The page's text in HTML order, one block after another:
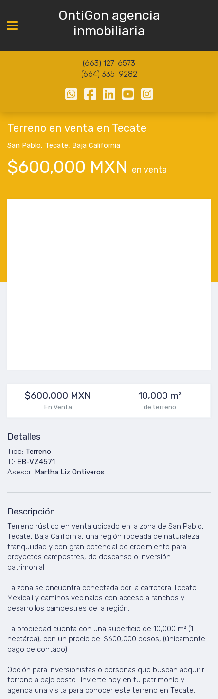
Toggle navigation
OntiGon agencia
inmobiliaria
(663) 127-6573
(664) 335-9282
Terreno en venta en Tecate
San Pablo, Tecate, Baja California
$600,000 MXN en venta
$600,000 MXN
En Venta
10,000 m²
de terreno
Detalles
Tipo: Terreno
ID: EB-VZ4571
Asesor: Martha Liz Ontiveros
Descripción
Terreno rústico en venta ubicado en la zona de San Pablo,
Tecate, Baja California, una región rodeada de naturaleza,
tranquilidad y con gran potencial de crecimiento para
proyectos campestres, de descanso o inversión
patrimonial.
La zona se encuentra conectada por la carretera Tecate–
Mexicali y caminos vecinales con acceso a ranchos y
desarrollos campestres de la región.
La propiedad cuenta con una superficie de 10,000 m² (1
hectárea), con un precio de: $600,000 pesos, (únicamente
pago de contado)
Opción para inversionistas o personas que buscan adquirir
terreno a bajo costo. ¡Invierte hoy en tu patrimonio y
agenda una visita para conocer este terreno en Tecate.